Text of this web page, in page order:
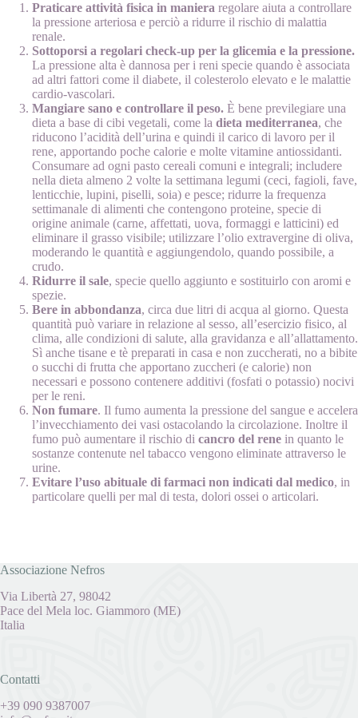
Praticare attività fisica in maniera regolare aiuta a controllare
la pressione arteriosa e perciò a ridurre il rischio di malattia
renale.
Sottoporsi a regolari check-up per la glicemia e la pressione.
La pressione alta è dannosa per i reni specie quando è associata
ad altri fattori come il diabete, il colesterolo elevato e le malattie
cardio-vascolari.
Mangiare sano e controllare il peso. È bene previlegiare una
dieta a base di cibi vegetali, come la dieta mediterranea, che
riducono l’acidità dell’urina e quindi il carico di lavoro per il
rene, apportando poche calorie e molte vitamine antiossidanti.
Consumare ad ogni pasto cereali comuni e integrali; includere
nella dieta almeno 2 volte la settimana legumi (ceci, fagioli, fave,
lenticchie, lupini, piselli, soia) e pesce; ridurre la frequenza
settimanale di alimenti che contengono proteine, specie di
origine animale (carne, affettati, uova, formaggi e latticini) ed
eliminare il grasso visibile; utilizzare l’olio extravergine di oliva,
moderando le quantità e aggiungendolo, quando possibile, a
crudo.
Ridurre il sale, specie quello aggiunto e sostituirlo con aromi e
spezie.
Bere in abbondanza, circa due litri di acqua al giorno. Questa
quantità può variare in relazione al sesso, all’esercizio fisico, al
clima, alle condizioni di salute, alla gravidanza e all’allattamento.
Sì anche tisane e tè preparati in casa e non zuccherati, no a bibite
o succhi di frutta che apportano zuccheri (e calorie) non
necessari e possono contenere additivi (fosfati o potassio) nocivi
per le reni.
Non fumare. Il fumo aumenta la pressione del sangue e accelera
l’invecchiamento dei vasi ostacolando la circolazione. Inoltre il
fumo può aumentare il rischio di cancro del rene in quanto le
sostanze contenute nel tabacco vengono eliminate attraverso le
urine.
Evitare l’uso abituale di farmaci non indicati dal medico, in
particolare quelli per mal di testa, dolori ossei o articolari.
Associazione Nefros
Via Libertà 27, 98042
Pace del Mela loc. Giammoro (ME)
Italia
Contatti
+39 090 9387007